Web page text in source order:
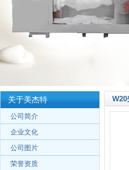
关于美杰特
公司简介
企业文化
公司图片
荣誉资质
W20